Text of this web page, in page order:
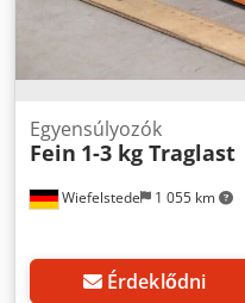
Wiefelstede 1 055 km
Egyensúlyozók
Fein 1-3 kg Traglast
Érdeklődni